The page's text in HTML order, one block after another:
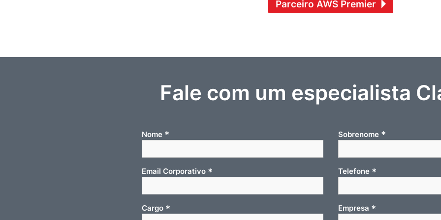
Parceiro AWS Premier
Fale com um especialista
Nome * Sobrenome *
Email Corporativo * Telefone *
Cargo * Empresa *